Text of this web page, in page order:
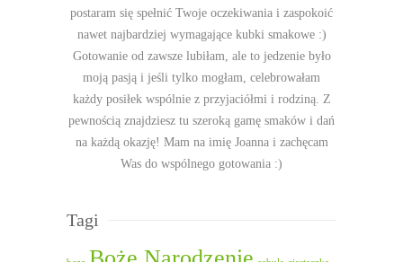
postaram się spełnić Twoje oczekiwania i zaspokoić
nawet najbardziej wymagające kubki smakowe :)
Gotowanie od zawsze lubiłam, ale to jedzenie było
moją pasją i jeśli tylko mogłam, celebrowałam
każdy posiłek wspólnie z przyjaciółmi i rodziną. Z
pewnością znajdziesz tu szeroką gamę smaków i dań
na każdą okazję! Mam na imię Joanna i zachęcam
Was do wspólnego gotowania :)
Tagi